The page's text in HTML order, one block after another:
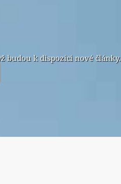
budou k dispozici nové články.